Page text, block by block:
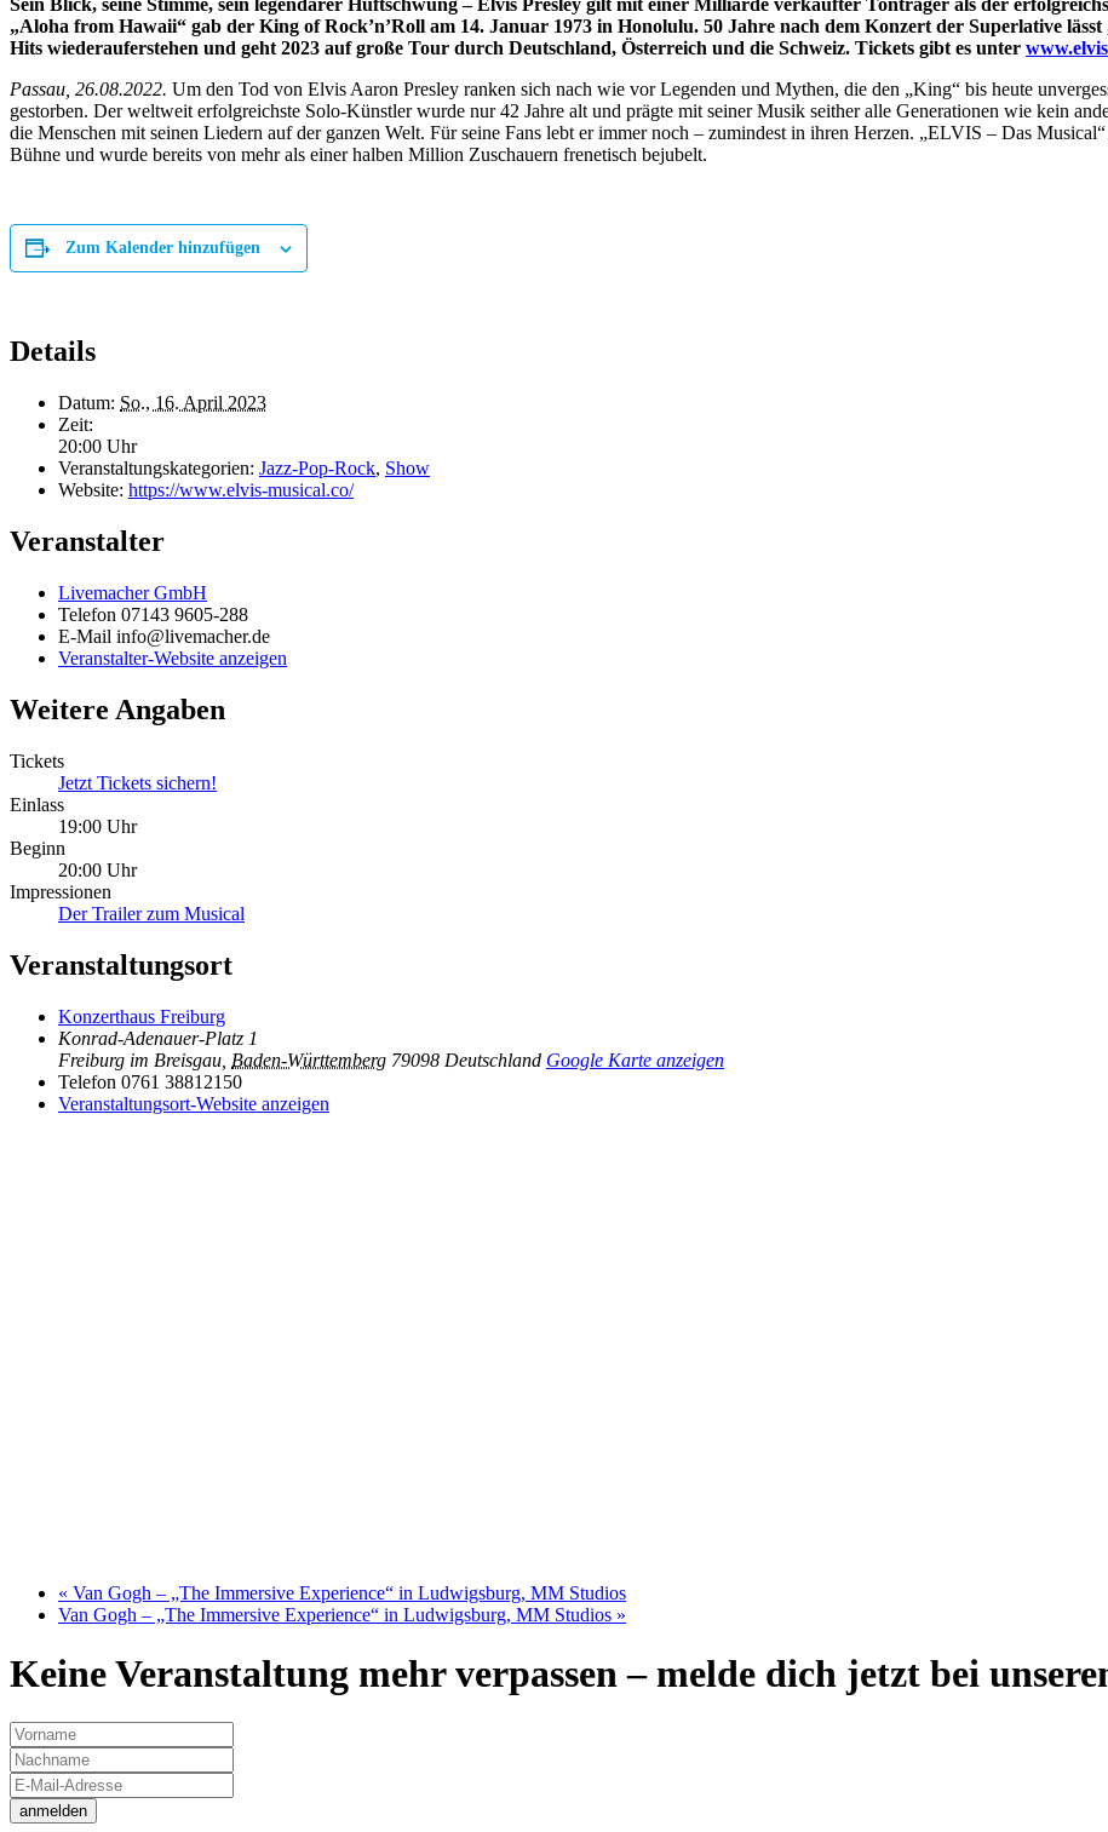
Sein Blick, seine Stimme, sein legendärer Hüftschwung – Elvis Presley gilt mit einer Milliarde verkaufter Tonträger als der
„Aloha from Hawaii“ gab der King of Rock’n’Roll am 14. Januar 1973 in Honolulu. 50 Jahre nach dem Konzert der Superlative
Hits wiederauferstehen und geht 2023 auf große Tour durch Deutschland, Österreich und die Schweiz. Tickets gibt es unter
Passau, 26.08.2022. Um den Tod von Elvis Aaron Presley ranken sich nach wie vor Legenden und Mythen, die den „King“ bis heute
gestorben. Der weltweit erfolgreichste Solo-Künstler wurde nur 42 Jahre alt und prägte mit seiner Musik seither alle Generationen wie kein
die Menschen mit seinen Liedern auf der ganzen Welt. Für seine Fans lebt er immer noch – zumindest in ihren Herzen. „ELVIS – Das
Bühne und wurde bereits von mehr als einer halben Million Zuschauern frenetisch bejubelt.
Zum Kalender hinzufügen
Details
Datum: So., 16. April 2023
Zeit:
20:00 Uhr
Veranstaltungskategorien: Jazz-Pop-Rock, Show
Website: https://www.elvis-musical.co/
Veranstalter
Livemacher GmbH
Telefon 07143 9605-288
E-Mail info@livemacher.de
Veranstalter-Website anzeigen
Weitere Angaben
Tickets
Jetzt Tickets sichern!
Einlass
19:00 Uhr
Beginn
20:00 Uhr
Impressionen
Der Trailer zum Musical
Veranstaltungsort
Konzerthaus Freiburg
Konrad-Adenauer-Platz 1
Freiburg im Breisgau Baden-Württemberg 79098 Deutschland Google Karte anzeigen
Telefon 0761 38812150
Veranstaltungsort-Website anzeigen
« Van Gogh – „The Immersive Experience“ in Ludwigsburg, MM Studios
Van Gogh – „The Immersive Experience“ in Ludwigsburg, MM Studios »
Keine Veranstaltung mehr verpassen – melde dich jetzt bei
anmelden